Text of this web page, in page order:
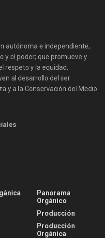
autónoma e independiente,
y el poder; que promueve y
respeto y la equidad.
al desarrollo del ser
y a la Conservación del Medio
Panorama
Orgánico
Producción
Producción
Orgánica